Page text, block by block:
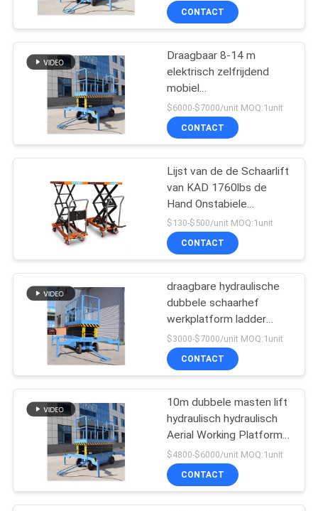
KWALITEITSCONTROLE
CONTACTEER
NIEUWS
OM EEN
CITAAT
SITEMAP
PRIVACY
POLICY
De Stapelaar van de
palletlift
Handpalletstapelaar
Hydraulische
Handpallettruck
28
CONTACT
Draagbaar 8-14 m
elektrisch zelfrijdend
mobiel
luchtwerkplatform met
dubbele mast Verticale
lifttafel
$6000-$7000/unit MOQ:1unit
CONTACT
Lijst van de de Schaarlift
van KAD 1760lbs de
Hand Onstabiele
Hydraulische Dubbele
$130-$500/unit MOQ:1unit
CONTACT
draagbare hydraulische
dubbele schaarhef
werkplatform ladder
verticale masthef 5m 6m
8m 10m 12m
$3000-$7000/unit MOQ:1unit
CONTACT
10m dubbele masten lift
hydraulisch hydraulisch
Aerial Working Platform
Lift zelfrijdende lift
$4800-$6000/unit MOQ:1unit
CONTACT